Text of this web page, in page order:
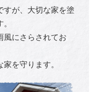
すが、大切な家を塗
風にさらされてお
を守ります。